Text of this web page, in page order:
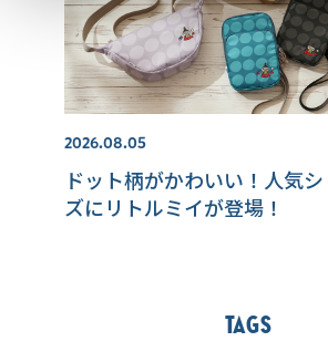
2026.08.05
ドット柄がかわいい！人気
ズにリトルミイが登場！
Tags